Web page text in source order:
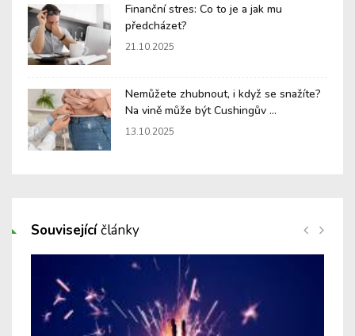
Finanční stres: Co to je a jak mu
předcházet?
21.10.2025
Nemůžete zhubnout, i když se snažíte?
Na vině může být Cushingův ...
13.10.2025
Souvisejícíčlánky